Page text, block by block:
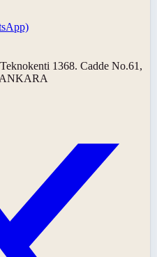
1368. Cadde No.61,